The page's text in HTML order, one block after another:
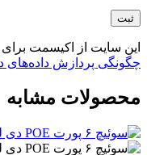
این سایت از اکیسمت
چگونگی پردازش داده‌های
محصولات مشابه